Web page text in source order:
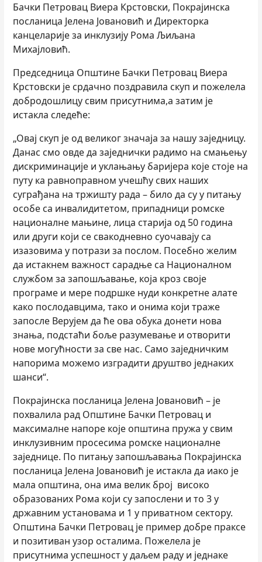
Бачки Петровац Виера Крстовски, Покрајинска
посланица Јелена Јовановић и Директорка
канцеларије за инклузију Рома Љиљана
Михајловић.
Председница Општине Бачки Петровац Виера
Крстовски je срдачно поздравила скуп и пожелела
добродошлицу свим присутнима,а затим је
истакла следеће:
„Овај скуп је од великог значаја за нашу заједницу.
Данас смо овде да заједнички радимо на смањењу
дискриминације и уклањању баријера које стоје на
путу ка равноправном учешћу свих наших
суграђана на тржишту рада – било да су у питању
особе са инвалидитетом, припадници ромске
националне мањине, лица старија од 50 година
или други који се свакодневно суочавају са
изазовима у потрази за послом. Посебно желим
да истакнем важност сарадње са Националном
службом за запошљавање, која кроз своје
програме и мере подршке нуди конкретне алате
како послодавцима, тако и онима који траже
запосле Верујем да ће ова обука донети нова
знања, подстаћи боље разумевање и отворити
нове могућности за све нас. Само заједничким
напорима можемо изградити друштво једнаких
шанси“.
Покрајинска посланица Јелена Јовановић – је
похвалила рад Општине Бачки Петровац и
максималне напоре које општина пружа у свим
инклузивним просесима ромске националне
заједнице. По питању запошљавања Покрајинска
посланица Јелена Јовановић је истакла да иако је
мала општина, она има велик број високо
образованих Рома који су запослени и то 3 у
државним установама и 1 у приватном сектору.
Општина Бачки Петровац је пример добре праксе
и позитиван узор осталима. Пожелела је
присутнима успешност у даљем раду и једнаке